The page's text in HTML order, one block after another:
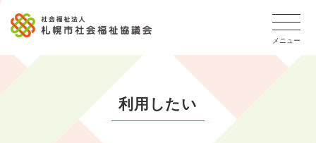
文
メニュー
か
利用したい
こ
フ
タ